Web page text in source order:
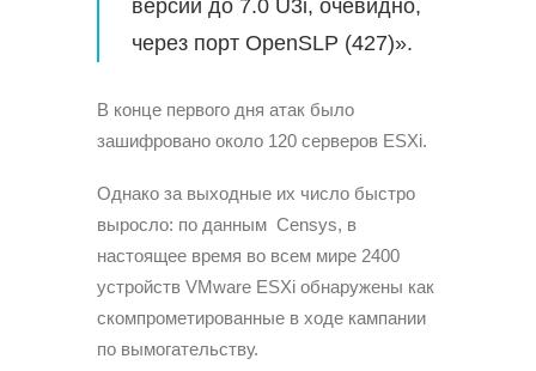
версии до 7.0 U3i, очевидно,
через порт OpenSLP (427)».
В конце первого дня атак было
зашифровано около 120 серверов ESXi.
Однако за выходные их число быстро
выросло: по данным Censys, в
настоящее время во всем мире 2400
устройств VMware ESXi обнаружены как
скомпрометированные в ходе кампании
по вымогательству.